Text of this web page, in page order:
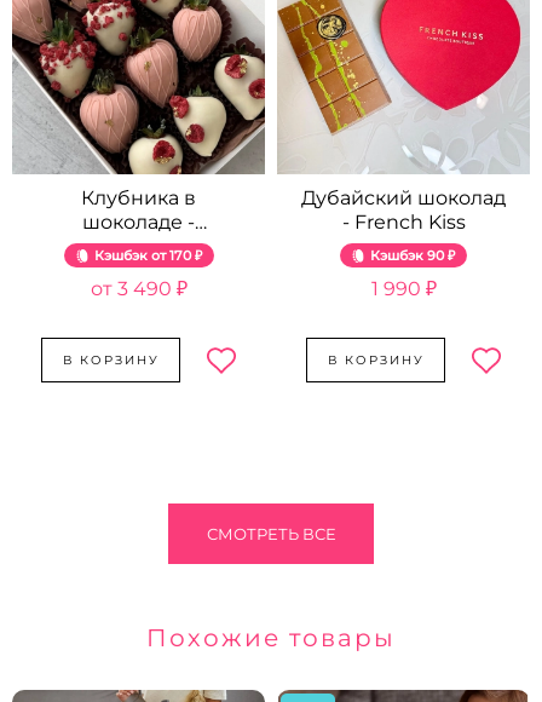
Клубника в
шоколаде -
Розовый жемчуг
Кэшбэк 170 ₽
3 490 ₽
В КОРЗИНУ
Дубайский шоколад
- French Kiss
Кэшбэк 90 ₽
1 990 ₽
В КОРЗИНУ
СМОТРЕТЬ ВСЕ
Похожие товары